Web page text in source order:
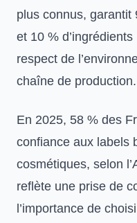
plus connus, garantit
et 10 %
respect de
chaîne de production.
En 2025, 58 % des
confiance aux labels
cosmétiques, selon
reflète une prise de
l’importance de